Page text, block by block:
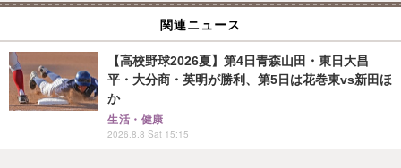
関連ニュース
【高校野球2026夏】第4日青森山田・東日大昌
平・大分商・英明が勝利、第5日は花巻東vs新田ほ
か
生活・健康
2026.8.8 Sat 15:15